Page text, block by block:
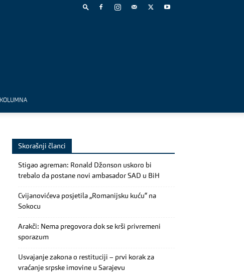
KOLUMNA
Skorašnji članci
Stigao agreman: Ronald Džonson uskoro bi
trebalo da postane novi ambasador SAD u BiH
Cvijanovićeva posjetila „Romanijsku kuću“ na
Sokocu
Arakči: Nema pregovora dok se krši privremeni
sporazum
Usvajanje zakona o restituciji – prvi korak za
vraćanje srpske imovine u Sarajevu